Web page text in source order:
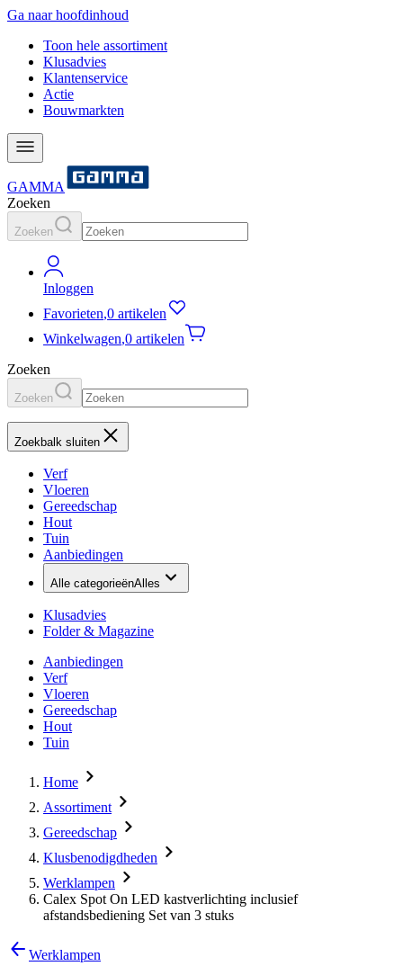
Ga naar hoofdinhoud
Toon hele assortiment
Klusadvies
Klantenservice
Actie
Bouwmarkten
GAMMA
Zoeken
Zoeken
Inloggen
Favorieten,0 artikelen
Winkelwagen,0 artikelen
Zoeken
Zoeken
Zoekbalk sluiten
Verf
Vloeren
Gereedschap
Hout
Tuin
Aanbiedingen
Alle categorieënAlles
Klusadvies
Folder & Magazine
Aanbiedingen
Verf
Vloeren
Gereedschap
Hout
Tuin
Home
Assortiment
Gereedschap
Klusbenodigdheden
Werklampen
Calex Spot On LED kastverlichting inclusief
afstandsbediening Set van 3 stuks
Werklampen